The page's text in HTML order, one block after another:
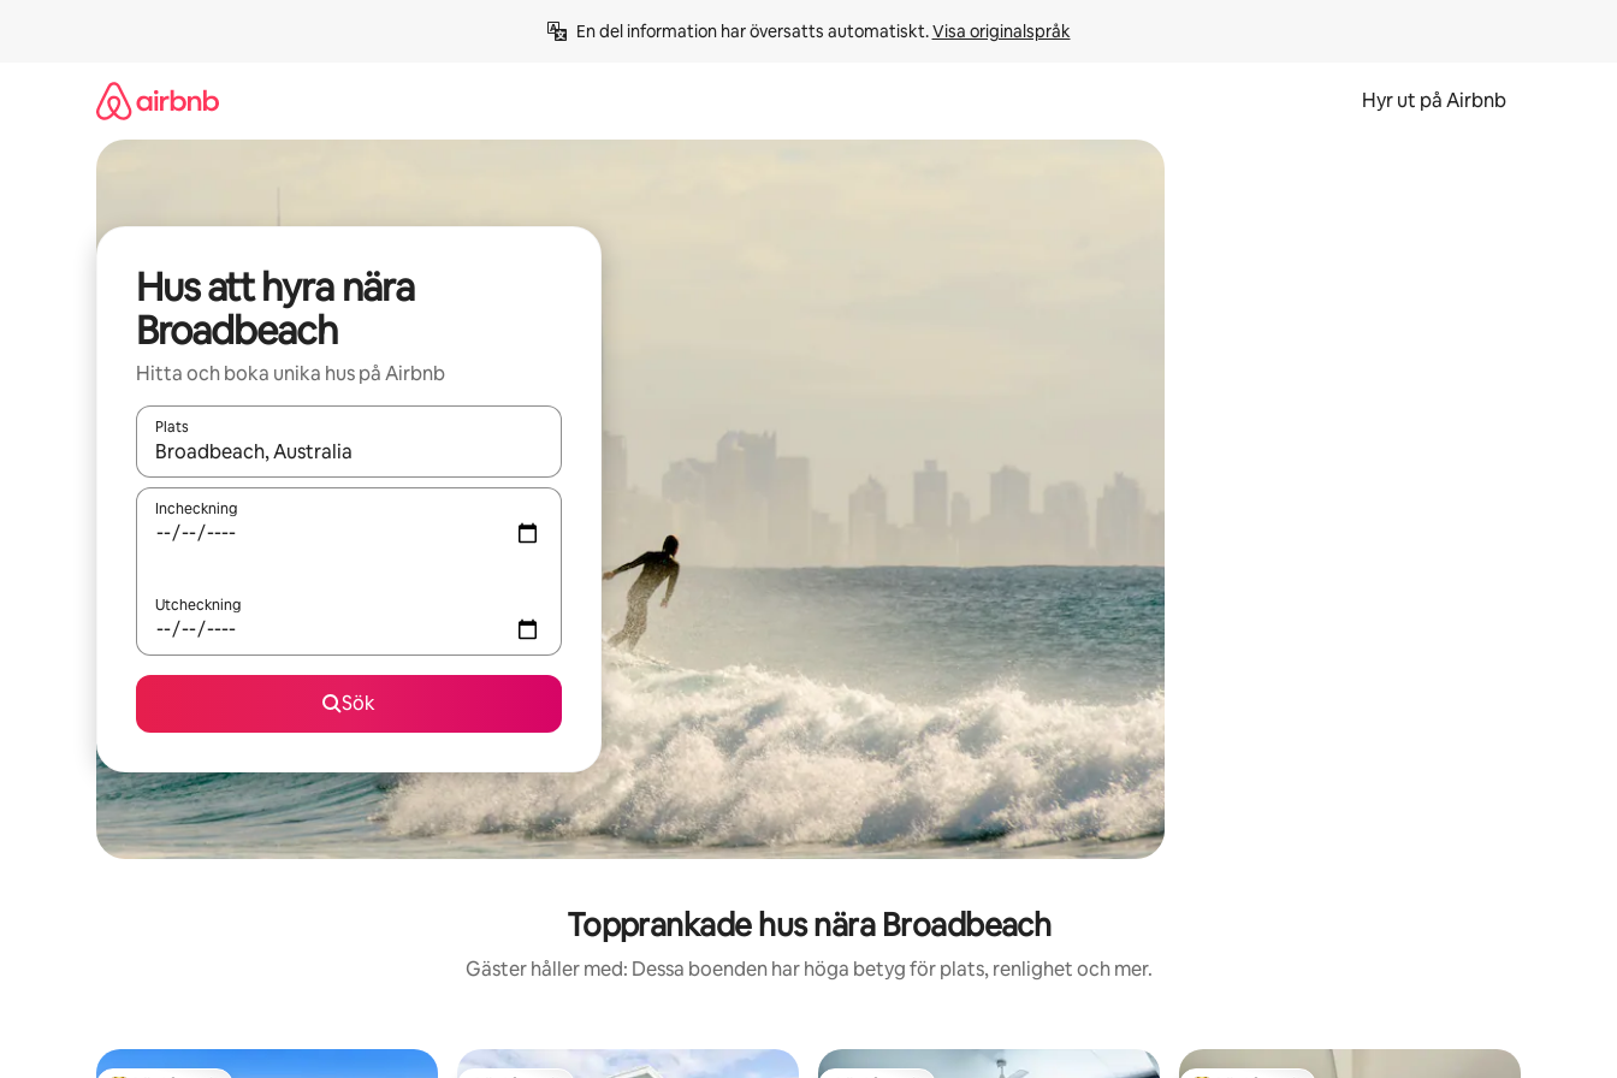
En del information har översatts automatiskt. Visa originalspråk
Hyr ut på Airbnb
Hus att hyra nära
Broadbeach
Hitta och boka unika hus på Airbnb
Plats
När resultaten är tillgängliga kan du navigera med upp- och nedåtpilarna eller utforska genom att trycka eller svepa.
Incheckning
Utcheckning
Sök
Topprankade hus nära Broadbeach
Gäster håller med: Dessa boenden har höga betyg för plats, renlighet och mer.